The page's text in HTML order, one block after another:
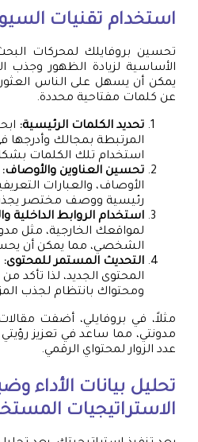
استخدام تقنيات السيو
الأساسية لزيادة الظهور وجذب
يمكن أن يسهل على الناس
عن كلمات مفتاحية محددة.
تحديد الكلمات الرئيسية:
المرتبطة بمجالك وأدرجها
استخدام تلك الكلمات
تحسين العناوين والأوصاف:
الأوصاف، والعبارات
رئيسية ووصف مختصر يجذب
استخدام الروابط الداخلية
لمواقعك الخارجية، مثل
الشخصي، مما يمكن أن
التحديث المستمر للمحتوى:
المحتوى الجديد، لذا تأكد
ومحتواك بانتظام لجذب
مثلاً، في بروفايلي، أضفت
مدونتي، مما ساعد في تعزيز
عدد الزوار لمحتواي الرقمي.
تحليل بيانات الأداء
الاستراتيجيات